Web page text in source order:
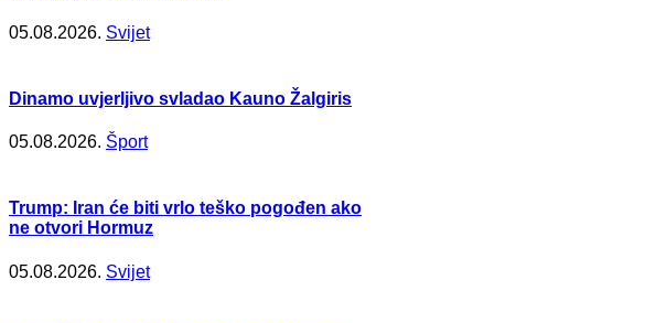
05.08.2026. Svijet
Dinamo uvjerljivo svladao Kauno Žalgiris
05.08.2026. Šport
Trump: Iran će biti vrlo teško pogođen ako
ne otvori Hormuz
05.08.2026. Svijet